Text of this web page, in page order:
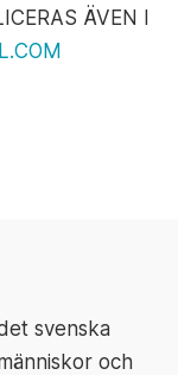
ÄVEN I
svenska
och